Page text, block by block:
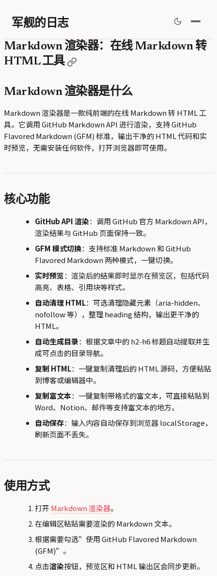
军舰的日志
Markdown 渲染器：在线 Markdown 转
HTML 工具
Markdown 渲染器是什么
Markdown 渲染器是一款纯前端的在线 Markdown 转 HTML 工
具。它调用 GitHub Markdown API 进行渲染，支持 GitHub
Flavored Markdown (GFM) 标准，输出干净的 HTML 代码和实
时预览，无需安装任何软件，打开浏览器即可使用。
核心功能
GitHub API 渲染：调用 GitHub 官方 Markdown API，
渲染结果与 GitHub 页面保持一致。
GFM 模式切换：支持标准 Markdown 和 GitHub
Flavored Markdown 两种模式，一键切换。
实时预览：渲染后的结果即时显示在预览区，包括代码
高亮、表格、引用块等样式。
自动清理 HTML：可选清理隐藏元素（aria-hidden、
nofollow 等），整理 heading 结构，输出更干净的
HTML。
自动生成目录：根据文章中的 h2-h6 标题自动提取并生
成可点击的目录导航。
复制 HTML：一键复制清理后的 HTML 源码，方便粘贴
到博客或编辑器中。
复制富文本：一键复制带格式的富文本，可直接粘贴到
Word、Notion、邮件等支持富文本的地方。
自动保存：输入内容自动保存到浏览器 localStorage，
刷新页面不丢失。
使用方式
打开 Markdown 渲染器。
在编辑区粘贴需要渲染的 Markdown 文本。
根据需要勾选”使用 GitHub Flavored Markdown
(GFM)”。
点击渲染按钮，预览区和 HTML 输出区会同步更新。